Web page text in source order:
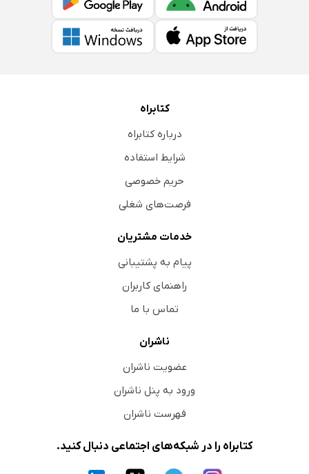
کتابراه
درباره کتابراه
شرایط استفاده
حریم خصوصی
فرصت‌های شغلی
خدمات مشتریان
پیام به پشتیبانی
راهنمای کاربران
تماس با ما
ناشران
عضویت ناشران
ورود به پنل ناشران
فهرست ناشران
کتابراه را در شبکه‌های اجتماعی دنبال کنید.